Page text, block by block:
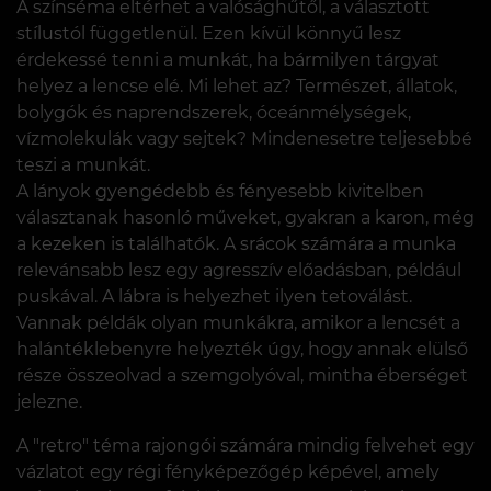
A színséma eltérhet a valósághűtől, a választott
stílustól függetlenül. Ezen kívül könnyű lesz
érdekessé tenni a munkát, ha bármilyen tárgyat
helyez a lencse elé. Mi lehet az? Természet, állatok,
bolygók és naprendszerek, óceánmélységek,
vízmolekulák vagy sejtek? Mindenesetre teljesebbé
teszi a munkát.
A lányok gyengédebb és fényesebb kivitelben
választanak hasonló műveket, gyakran a karon, még
a kezeken is találhatók. A srácok számára a munka
relevánsabb lesz egy agresszív előadásban, például
puskával. A lábra is helyezhet ilyen tetoválást.
Vannak példák olyan munkákra, amikor a lencsét a
halántéklebenyre helyezték úgy, hogy annak elülső
része összeolvad a szemgolyóval, mintha éberséget
jelezne.
A "retro" téma rajongói számára mindig felvehet egy
vázlatot egy régi fényképezőgép képével, amely